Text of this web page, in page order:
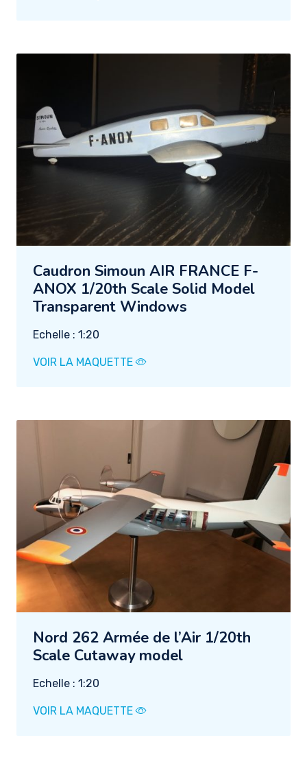
Caudron Simoun AIR FRANCE F-
ANOX 1/20th Scale Solid Model
Transparent Windows
Echelle : 1:20
VOIR LA MAQUETTE
Nord 262 Armée de l’Air 1/20th
Scale Cutaway model
Echelle : 1:20
VOIR LA MAQUETTE